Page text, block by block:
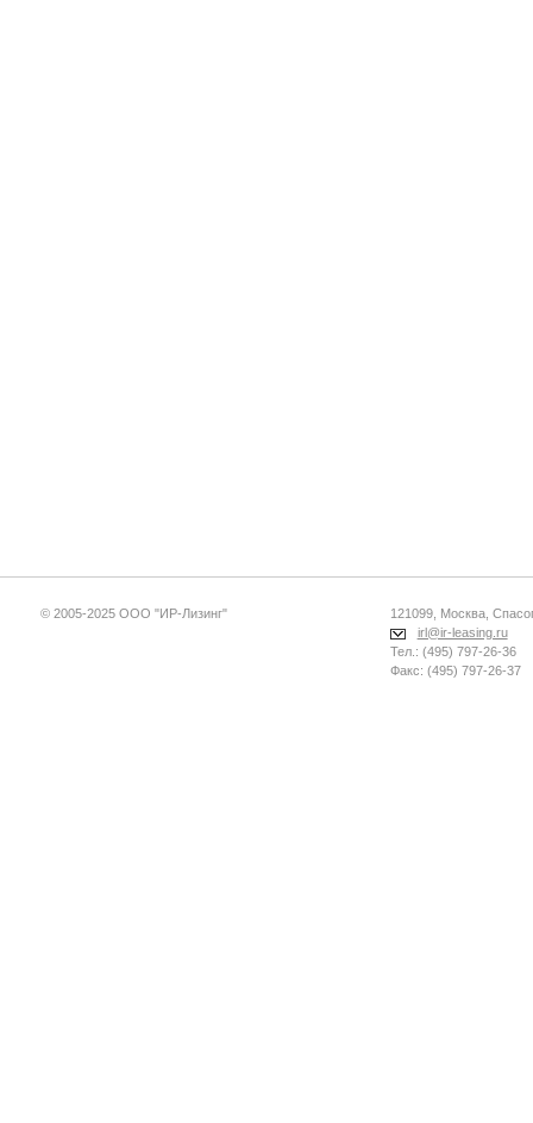
© 2005-2025 ООО "ИР-Лизинг"
121099, Москва,
irl@ir-leasing.ru
Тел.: (495) 797-26-36
Факс: (495) 797-26-37